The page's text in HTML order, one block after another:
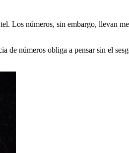
Los números, sin embargo, llevan
de números obliga a pensar sin el